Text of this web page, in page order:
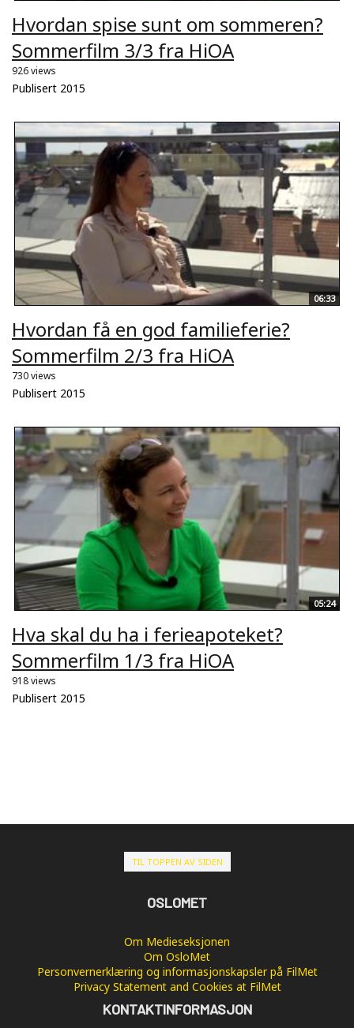
Hvordan spise sunt om sommeren?
Sommerfilm 3/3 fra HiOA
926 views
Publisert 2015
06:33
Hvordan få en god familieferie?
Sommerfilm 2/3 fra HiOA
730 views
Publisert 2015
05:24
Hva skal du ha i ferieapoteket?
Sommerfilm 1/3 fra HiOA
918 views
Publisert 2015
TIL TOPPEN AV SIDEN
OSLOMET
Om Medieseksjonen
Om OsloMet
Personvernerklæring og informasjonskapsler på FilMet
Privacy Statement and Cookies at FilMet
KONTAKTINFORMASJON